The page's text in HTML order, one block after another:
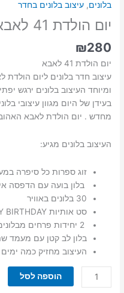
בלונים,עיצוב בלונים בחדר
יום הולדת 41 לאבא
₪280
יום הולדת 41 לאבא
עיצוב חדר בלונים ליום
ומיוחד העיצוב בלונים ירגש
בעידן של היום מגוון עיצובי
מחדש . יום הולדת לאבא
העיצוב בלונים מגיע:
זוג ספרות כל סיפרה
בלון בועה עם הדפסה אישית
30 בלונים באוויר
סט אותיות HAPPY BIRTHDAY+
2 יחידות פרחים מבלונים על החלון
בלון לב קטן עם מעמד
העיצוב מחזיק כמה ימים
כמות
של
הוספה לסל